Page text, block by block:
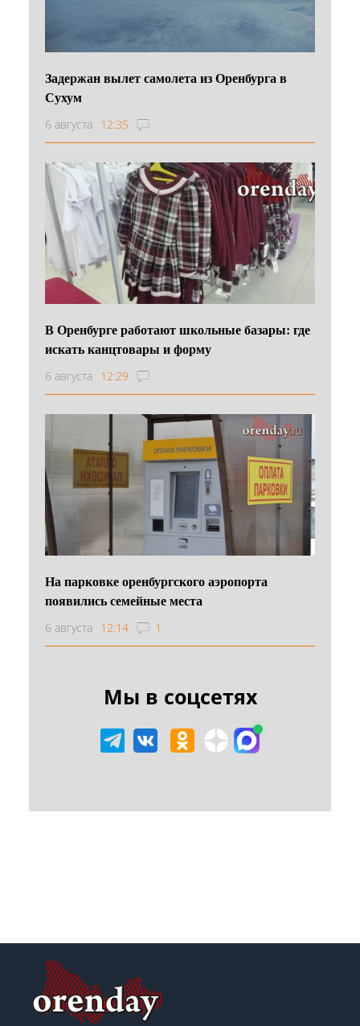
Задержан вылет самолета из Оренбурга в
Сухум
6 августа 12:35
В Оренбурге работают школьные базары: где
искать канцтовары и форму
6 августа 12:29
На парковке оренбургского аэропорта
появились семейные места
6 августа 12:14 1
Мы в соцсетях